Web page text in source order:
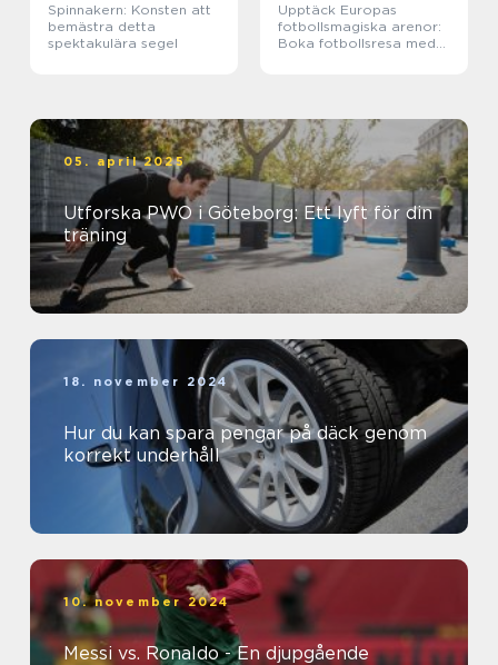
Spinnakern: Konsten att
bemästra detta
spektakulära segel
Upptäck Europas
fotbollsmagiska arenor:
Boka fotbollsresa med
05. april 2025
Utforska PWO i Göteborg: Ett lyft för din
träning
18. november 2024
Hur du kan spara pengar på däck genom
korrekt underhåll
10. november 2024
Messi vs. Ronaldo - En djupgående